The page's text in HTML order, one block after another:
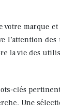
marque
l’attention
la vie des
clés
Une